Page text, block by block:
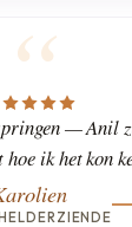
— Anil
hoe ik het kon